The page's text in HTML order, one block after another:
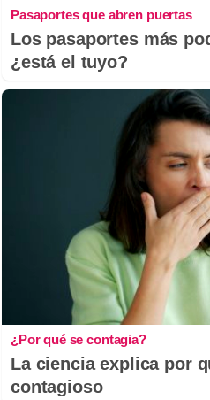
Pasaportes que abren puertas
Los pasaportes más
¿está el tuyo?
¿Por qué se contagia?
La ciencia explica por
contagioso